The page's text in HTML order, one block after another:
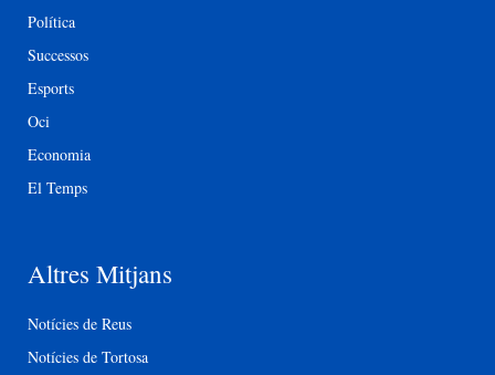
Política
Successos
Esports
Oci
Economia
El Temps
Altres Mitjans
Notícies de Reus
Notícies de Tortosa